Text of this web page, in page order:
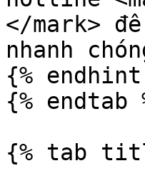
</mark>
nhanh
{% endhint
{% endtab
{% tab